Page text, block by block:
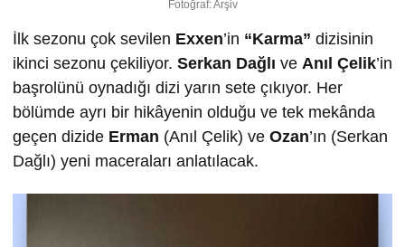
Fotoğraf: Arşiv
İlk sezonu çok sevilen Exxen’in “Karma” dizisinin
ikinci sezonu çekiliyor. Serkan Dağlı ve Anıl Çelik’in
başrolünü oynadığı dizi yarın sete çıkıyor. Her
bölümde ayrı bir hikâyenin olduğu ve tek mekânda
geçen dizide Erman (Anıl Çelik) ve Ozan’ın (Serkan
Dağlı) yeni maceraları anlatılacak.